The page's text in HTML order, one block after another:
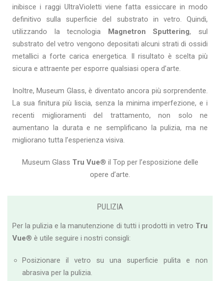
inibisce i raggi UltraVioletti viene fatta essiccare in modo
definitivo sulla superficie del substrato in vetro. Quindi,
utilizzando la tecnologia Magnetron Sputtering, sul
substrato del vetro vengono depositati alcuni strati di ossidi
metallici a forte carica energetica. Il risultato è scelta più
sicura e attraente per esporre qualsiasi opera d’arte.
Inoltre, Museum Glass, è diventato ancora più sorprendente.
La sua finitura più liscia, senza la minima imperfezione, e i
recenti miglioramenti del trattamento, non solo ne
aumentano la durata e ne semplificano la pulizia, ma ne
migliorano tutta l’esperienza visiva.
Museum Glass Tru Vue® il Top per l’esposizione delle
opere d’arte.
PULIZIA
Per la pulizia e la manutenzione di tutti i prodotti in vetro Tru
Vue® è utile seguire i nostri consigli:
Posizionare il vetro su una superficie pulita e non
abrasiva per la pulizia.